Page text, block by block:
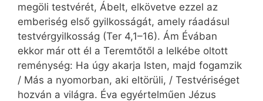
megöli testvérét, Ábelt, elkövetve ezzel az
emberiség első gyilkosságát, amely ráadásul
testvérgyilkosság (Ter 4,1–16). Ám Évában
ekkor már ott él a Teremtőtől a lelkébe oltott
reménység: Ha úgy akarja Isten, majd fogamzik
/ Más a nyomorban, aki eltörüli, / Testvériséget
hozván a világra. Éva egyértelműen Jézus